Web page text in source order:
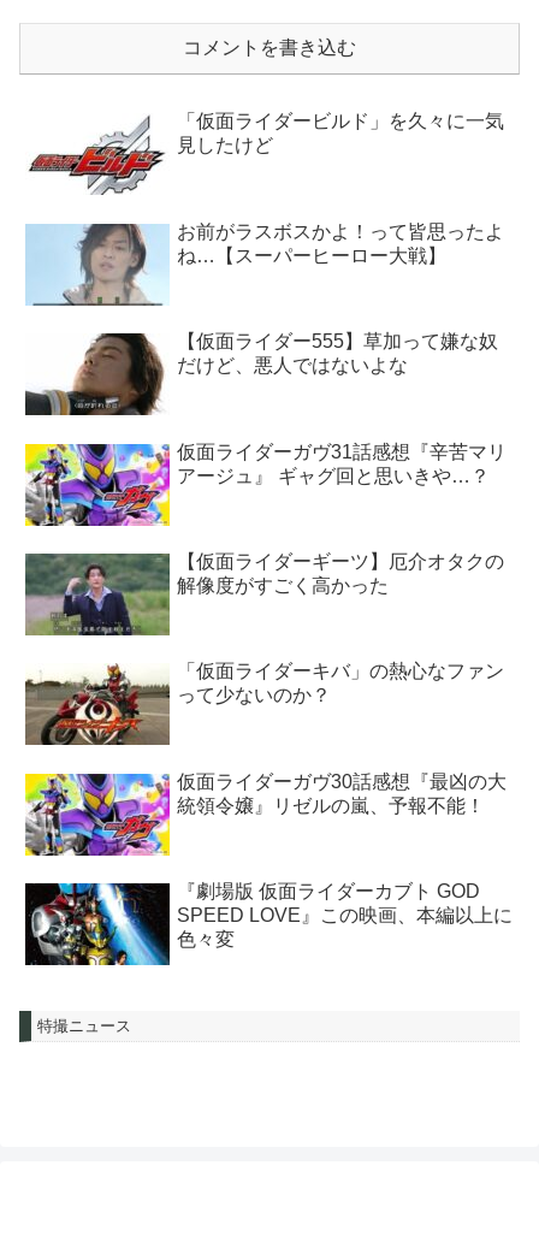
コメントを書き込む
「仮面ライダービルド」を久々に一気
見したけど
お前がラスボスかよ！って皆思ったよ
ね…【スーパーヒーロー大戦】
【仮面ライダー555】草加って嫌な奴
だけど、悪人ではないよな
仮面ライダーガヴ31話感想『辛苦マリ
アージュ』 ギャグ回と思いきや…？
【仮面ライダーギーツ】厄介オタクの
解像度がすごく高かった
「仮面ライダーキバ」の熱心なファン
って少ないのか？
仮面ライダーガヴ30話感想『最凶の大
統領令嬢』リゼルの嵐、予報不能！
『劇場版 仮面ライダーカブト GOD
SPEED LOVE』この映画、本編以上に
色々変
特撮ニュース